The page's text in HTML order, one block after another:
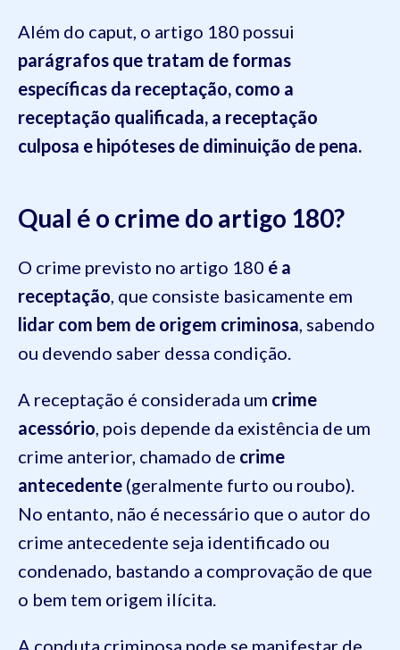
Além do caput, o artigo 180 possui
parágrafos que tratam de formas
específicas da receptação, como a
receptação qualificada, a receptação
culposa e hipóteses de diminuição de pena.
Qual é o crime do artigo 180?
O crime previsto no artigo 180 é a
receptação, que consiste basicamente em
lidar com bem de origem criminosa, sabendo
ou devendo saber dessa condição.
A receptação é considerada um crime
acessório, pois depende da existência de um
crime anterior, chamado de crime
antecedente (geralmente furto ou roubo).
No entanto, não é necessário que o autor do
crime antecedente seja identificado ou
condenado, bastando a comprovação de que
o bem tem origem ilícita.